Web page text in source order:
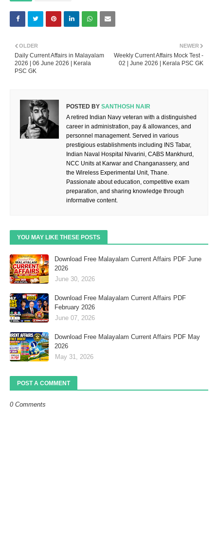
NEWER
Weekly Current Affairs Mock Test -
02 | June 2026 | Kerala PSC GK
OLDER
Daily Current Affairs in Malayalam
2026 | 06 June 2026 | Kerala
PSC GK
POSTED BY SANTHOSH NAIR
A retired Indian Navy veteran with a distinguished
career in administration, pay & allowances, and
personnel management. Served in various
prestigious establishments including INS Tabar,
Indian Naval Hospital Nivarini, CABS Mankhurd,
NCC Units at Karwar and Changanassery, and
the Wireless Experimental Unit, Thane.
Passionate about education, competitive exam
preparation, and sharing knowledge through
informative content.
YOU MAY LIKE THESE POSTS
Download Free Malayalam Current Affairs PDF June
2026
June 30, 2026
Download Free Malayalam Current Affairs PDF
February 2026
June 07, 2026
Download Free Malayalam Current Affairs PDF May
2026
May 31, 2026
POST A COMMENT
0 Comments